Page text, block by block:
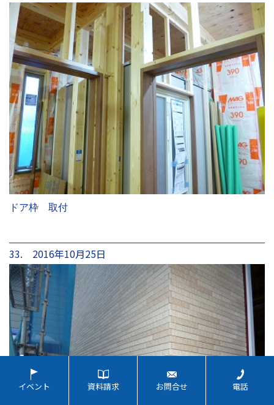
ドア枠 取付
33. 2016年10月25日
イベント 資料請求 お問合せ 電話